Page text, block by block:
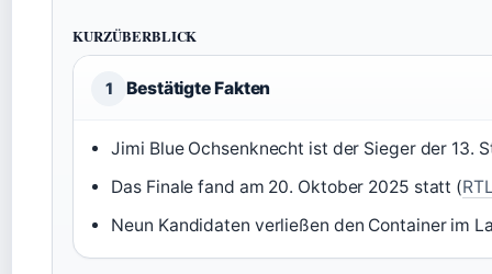
KURZÜBERBLICK
1 Bestätigte Fakten
Jimi Blue Ochsenknecht ist der Sieger der 13.
Das Finale fand am 20. Oktober 2025 statt (
Neun Kandidaten verließen den Container im